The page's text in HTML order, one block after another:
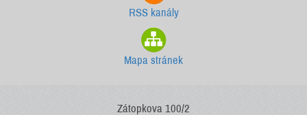
RSS kanály
Mapa stránek
Zátopkova 100/2